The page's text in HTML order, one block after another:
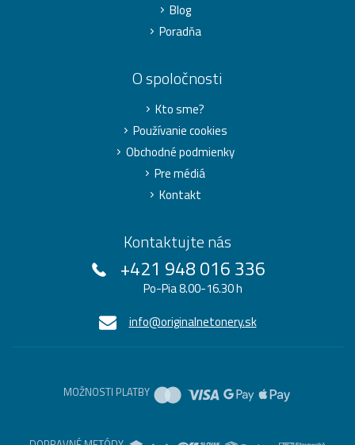
Blog
Poradňa
O spoločnosti
Kto sme?
Používanie cookies
Obchodné podmienky
Pre médiá
Kontakt
Kontaktujte nás
+421 948 016 336
Po-Pia 8.00-16.30 h
info@originalnetonery.sk
MOŽNOSTI PLATBY